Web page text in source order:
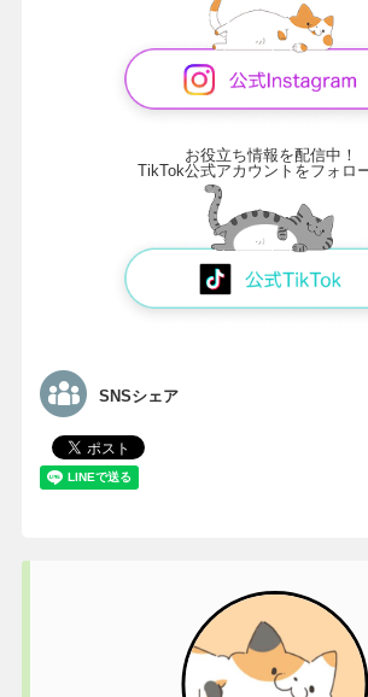
お役立ち情報を配信中！
TikTok公式アカウントをフォロ
SNSシェア